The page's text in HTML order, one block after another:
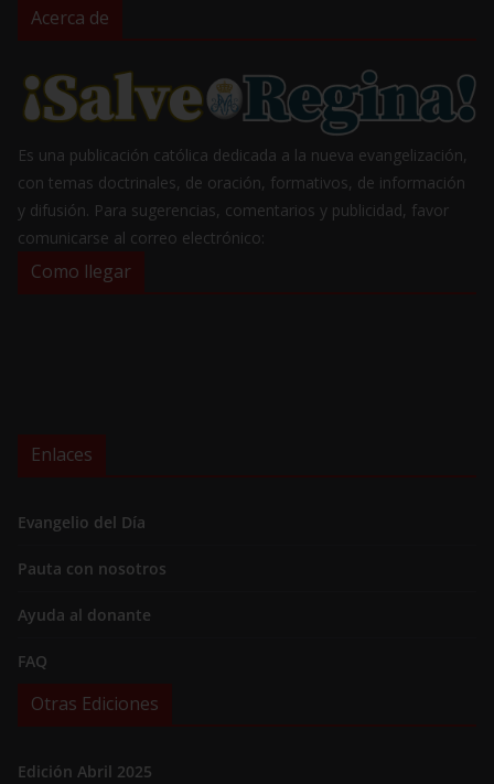
Acerca de
Es una publicación católica dedicada a la nueva evangelización,
con temas doctrinales, de oración, formativos, de información
y difusión. Para sugerencias, comentarios y publicidad, favor
comunicarse al correo electrónico:
Como llegar
Enlaces
Evangelio del Día
Pauta con nosotros
Ayuda al donante
FAQ
Otras Ediciones
Edición Abril 2025